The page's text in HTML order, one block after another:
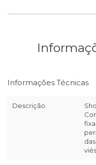
Informações Técnicas
Descrição